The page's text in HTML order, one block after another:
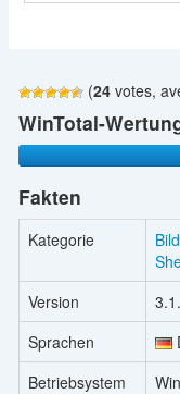
(24votes,
WinTotal-
Fakten
Kategorie
Version
Sprachen
Betriebsystem